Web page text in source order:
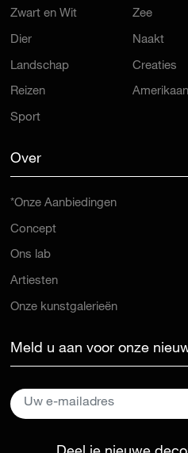
Zwart en Wit
Dier
Landschap
Reizen
Sport
Zee
Naakt
Creaties
Over
*Onze Aanbiedingen
Concept
Ons lab
Artiesten
Onze kunstgalerieën
Meld u aan voor onze